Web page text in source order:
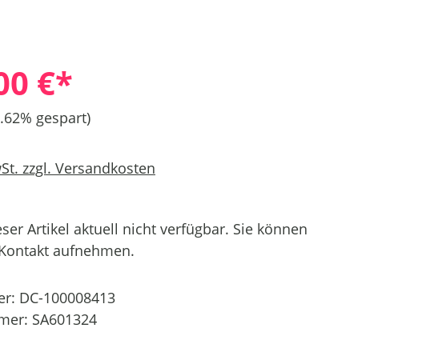
€*
gespart)
zzgl. Versandkosten
Artikel aktuell nicht verfügbar. Sie können
aufnehmen.
DC-100008413
SA601324